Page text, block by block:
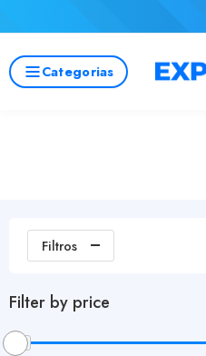
Categorias
Filtros
Filter by price